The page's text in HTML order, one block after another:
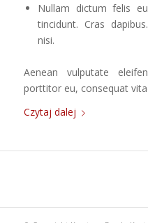
Nullam dictum felis
tincidunt. Cras
nisi.
Aenean vulputate
porttitor eu, consequat
Czytaj dalej